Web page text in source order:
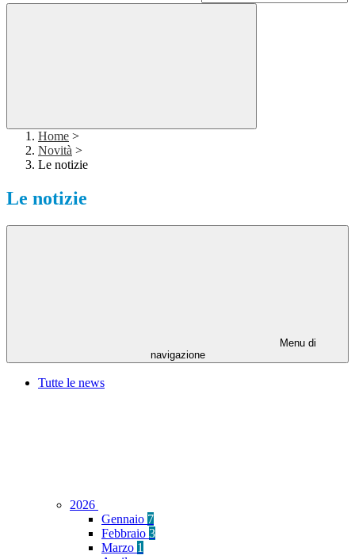
Home >
Novità >
Le notizie
Le notizie
Menu di
navigazione
Tutte le news
2026
Gennaio 7
Febbraio 3
Marzo 1